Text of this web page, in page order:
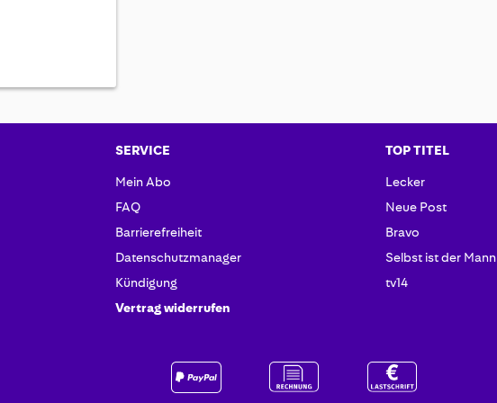
SERVICE
Mein Abo
FAQ
Barrierefreiheit
Datenschutzmanager
Kündigung
Vertrag widerrufen
TOP TITEL
Lecker
Neue Post
Bravo
Selbst ist der Mann
tv14